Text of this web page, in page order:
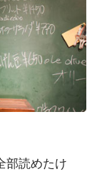
部読めたけ